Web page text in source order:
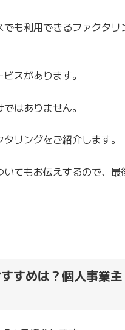
も利用できるファクタリ
スがあります。
はありません。
リングをご紹介します。
てもお伝えするので、最
すめは？個人事業